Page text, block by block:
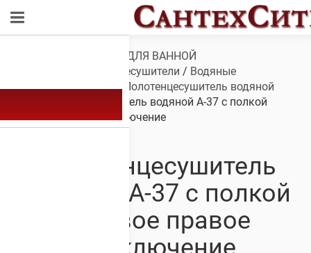
САНТЕХНИКА ДЛЯ ВАННОЙ
Полотенцесушители / Водяные
полотенцесушители/ Полотенцесушитель водяной
/ Полотенцесушитель водяной А-37 с полкой
боковое правое подключение
Полотенцесушитель
водяной А-37 с полкой
боковое правое